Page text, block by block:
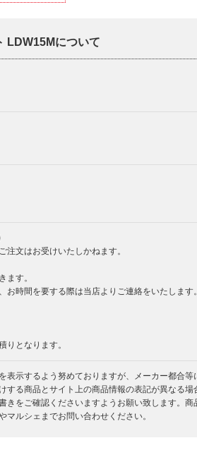
LDW15Mについて
注文はお受けいたしかねます。
ます。
お時間を要する際は当店よりご連絡をいたします。
りとなります。
表示するよう努めておりますが、メーカー都合等
る商品とサイト上の商品情報の表記が異なる場
きをご確認くださいますようお願い致します。商
ルシェまでお問い合わせください。